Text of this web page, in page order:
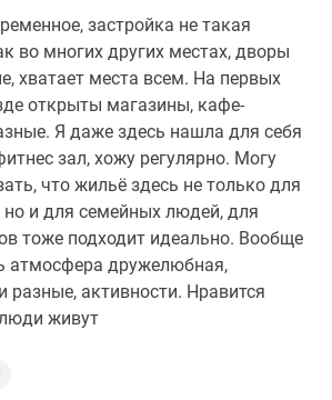
застройка не такая
во многих других местах, дворы
хватает места всем. На первых
открыты магазины, кафе-
Я даже здесь нашла для себя
зал, хожу регулярно. Могу
что жильё здесь не только для
и для семейных людей, для
тоже подходит идеально. Вообще
атмосфера дружелюбная,
разные, активности. Нравится
живут